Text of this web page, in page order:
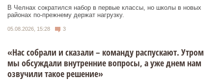
В Челнах сократился набор в первые классы, но школы в новых
районах по-прежнему держат нагрузку.
05.08.2026, 15:28 3
«Нас собрали и сказали – команду распускают. Утром
мы обсуждали внутренние вопросы, а уже днем нам
озвучили такое решение»